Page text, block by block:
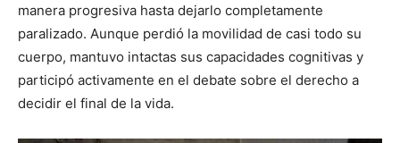
manera progresiva hasta dejarlo completamente
paralizado. Aunque perdió la movilidad de casi todo su
cuerpo, mantuvo intactas sus capacidades cognitivas y
participó activamente en el debate sobre el derecho a
decidir el final de la vida.